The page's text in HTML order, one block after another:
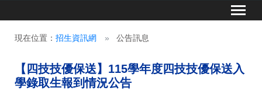
現在位置： 招生資訊網 公告訊息
【四技技優保送】115學年度四技技優保送入
學錄取生報到情況公告